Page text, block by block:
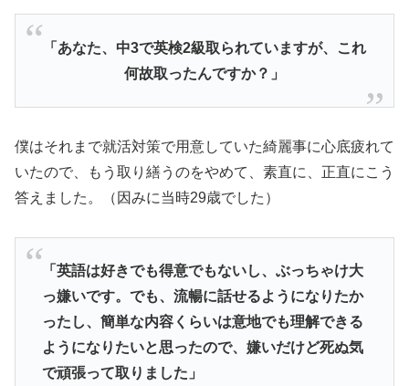
「あなた、中3で英検2級取られていますが、これ
何故取ったんですか？」
僕はそれまで就活対策で用意していた綺麗事に心底疲れて
いたので、もう取り繕うのをやめて、素直に、正直にこう
答えました。（因みに当時29歳でした）
「英語は好きでも得意でもないし、ぶっちゃけ大
っ嫌いです。でも、流暢に話せるようになりたか
ったし、簡単な内容くらいは意地でも理解できる
ようになりたいと思ったので、嫌いだけど死ぬ気
で頑張って取りました」